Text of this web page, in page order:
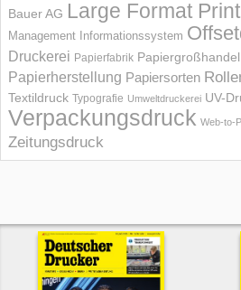
Bauer AG Large Format
Management Informations­system
Druckerei Papierfabrik Papiergroßhandel
Papierherstellung Papiersorten
Textildruck Typografie Umweltdruckerei UV-
Verpackungsdruck Web-to-
Zeitungsdruck